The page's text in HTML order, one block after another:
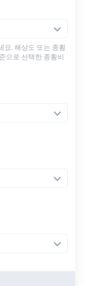
요. 해상도 또는 종횡
으로 선택한 종횡비